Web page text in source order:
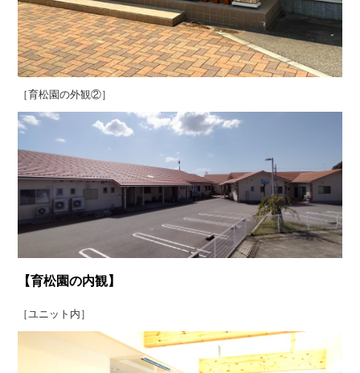
［育松園の外観②］
【育松園の内観】
［ユニット内］